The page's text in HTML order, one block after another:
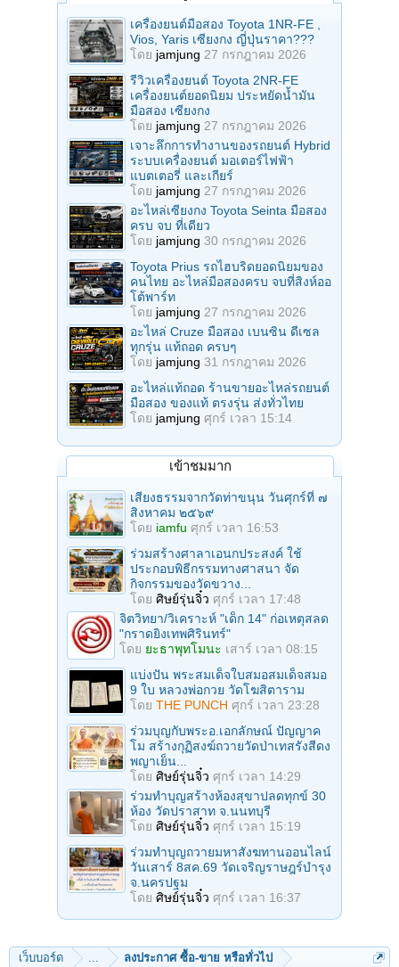
เครื่องยนต์มือสอง Toyota 1NR-FE ,
Vios, Yaris เซียงกง ญี่ปุ่นราคา???
โดย jamjung 27 กรกฎาคม 2026
รีวิวเครื่องยนต์ Toyota 2NR-FE
เครื่องยนต์ยอดนิยม ประหยัดน้ำมัน
มือสอง เซียงกง
โดย jamjung 27 กรกฎาคม 2026
เจาะลึกการทำงานของรถยนต์ Hybrid
ระบบเครื่องยนต์ มอเตอร์ไฟฟ้า
แบตเตอรี่ และเกียร์
โดย jamjung 27 กรกฎาคม 2026
อะไหล่เซียงกง Toyota Seinta มือสอง
ครบ จบ ที่เดียว
โดย jamjung 30 กรกฎาคม 2026
Toyota Prius รถไฮบริดยอดนิยมของ
คนไทย อะไหล่มือสองครบ จบที่สิงห์ออ
โต้พาร์ท
โดย jamjung 27 กรกฎาคม 2026
อะไหล่ Cruze มือสอง เบนซิน ดีเซล
ทุกรุ่น แท้ถอด ครบๆ
โดย jamjung 31 กรกฎาคม 2026
อะไหล่แท้ถอด ร้านขายอะไหล่รถยนต์
มือสอง ของแท้ ตรงรุ่น ส่งทั่วไทย
โดย jamjung ศุกร์ เวลา 15:14
เข้าชมมาก
เสียงธรรมจากวัดท่าขนุน วันศุกร์ที่ ๗
สิงหาคม ๒๕๖๙
โดย iamfu ศุกร์ เวลา 16:53
ร่วมสร้างศาลาเอนกประสงค์ ใช้
ประกอบพิธีกรรมทางศาสนา จัด
กิจกรรมของวัดขวาง...
โดย ศิษย์รุ่นจิ๋ว ศุกร์ เวลา 17:48
จิตวิทยา/วิเคราะห์ "เด็ก 14" ก่อเหตุสลด
"กราดยิงเทพศิรินทร์"
โดย ยะธาพุทโมนะ เสาร์ เวลา 08:15
แบ่งปัน พระสมเด็จใบสมอสมเด็จสมอ
9 ใบ หลวงพ่อกวย วัดโฆสิตาราม
โดย THE PUNCH ศุกร์ เวลา 23:28
ร่วมบุญกับพระอ.เอกลักษณ์ ปัญญาค
โม สร้างกุฏิสงฆ์ถวายวัดป่าเทสรังสีดง
พญาเย็น...
โดย ศิษย์รุ่นจิ๋ว ศุกร์ เวลา 14:29
ร่วมทําบุญสร้างห้องสุขาปลดทุกข์ 30
ห้อง วัดปราสาท จ.นนทบุรี
โดย ศิษย์รุ่นจิ๋ว ศุกร์ เวลา 15:19
ร่วมทําบุญถวายมหาสังฆทานออนไลน์
วันเสาร์ 8สค.69 วัดเจริญราษฎร์บำรุง
จ.นครปฐม
โดย ศิษย์รุ่นจิ๋ว ศุกร์ เวลา 16:37
เว็บบอร์ด ลงประกาศ ซื้อ-ขาย หรือทั่วไป